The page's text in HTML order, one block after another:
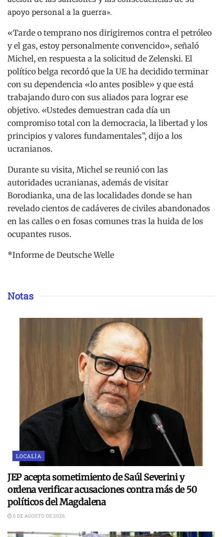
apoyo personal a la guerra».
«Tarde o temprano nos dirigiremos contra el petróleo
y el gas, estoy personalmente convencido», señaló
Michel, en respuesta a la solicitud de Zelenski. El
político belga recordó que la UE ha decidido terminar
con su dependencia «lo antes posible» y que está
trabajando duro con sus aliados para lograr ese
objetivo. «Ustedes demuestran cada día un
compromiso total con la democracia, la libertad y los
principios y valores fundamentales”, dijo a los
ucranianos.
Durante su visita, Michel se reunió con las
autoridades ucranianas, además de visitar
Borodianka, una de las localidades donde se han
revelado cientos de cadáveres de civiles abandonados
en las calles o en fosas comunes tras la huida de los
ocupantes rusos.
*Informe de Deutsche Welle
Notas
LOCALÍA
JEP acepta sometimiento de Saúl Severini y
ordena verificar acusaciones contra más de 50
políticos del Magdalena
6 DE AGOSTO DE 2026